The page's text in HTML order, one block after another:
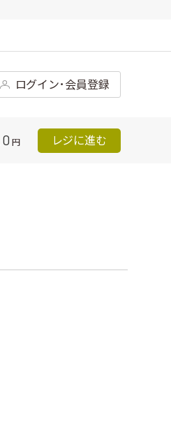
ログイン･会員登録
0 円 レジに進む